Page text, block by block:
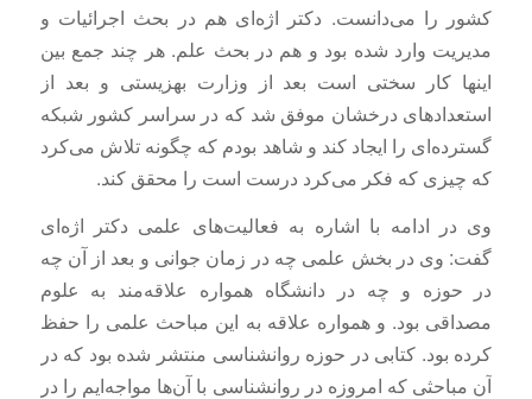
کشور را می‌دانست. دکتر اژه‌ای هم در بحث اجرائیات و
مدیریت وارد شده بود و هم در بحث علم. هر چند جمع بین
اینها کار سختی است بعد از وزارت بهزیستی و بعد از
استعدادهای درخشان موفق شد که در سراسر کشور شبکه
گسترده‌ای را ایجاد کند و شاهد بودم که چگونه تلاش می‌کرد
که چیزی که فکر می‌کرد درست است را محقق کند.
وی در ادامه با اشاره به فعالیت‌های علمی دکتر اژه‌ای
گفت: وی در بخش علمی چه در زمان جوانی و بعد از آن چه
در حوزه و چه در دانشگاه همواره علاقه‌مند به علوم
مصداقی بود. و همواره علاقه به این مباحث علمی را حفظ
کرده بود. کتابی در حوزه روانشناسی منتشر شده بود که در
آن مباحثی که امروزه در روانشناسی با آن‌ها مواجه‌ایم را در